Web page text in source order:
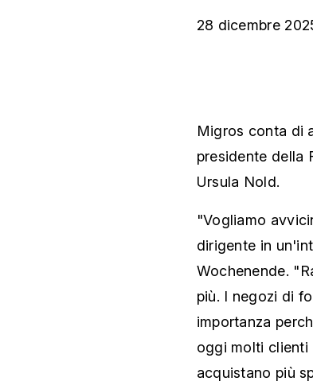
28 dicembre
Migros conta di
presidente della
Ursula Nold.
"Vogliamo
dirigente in
Wochenende.
più. I negozi di
importanza
oggi molti clienti
acquistano più